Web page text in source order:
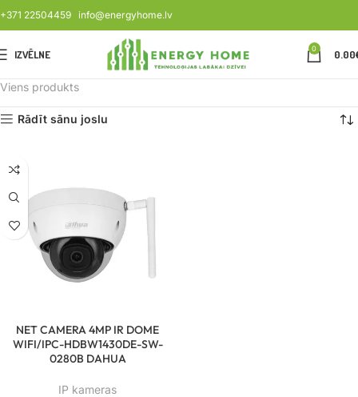
+371 22504459 info@energyhome.lv
IZVĒLNE 0 0.00
Viens produkts
Rādīt sānu joslu
NET CAMERA 4MP IR DOME
WIFI/IPC-HDBW1430DE-SW-
0280B DAHUA
IP kameras